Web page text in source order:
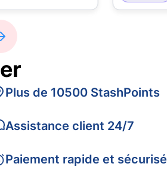
Plus de 10500 StashPoints
Assistance client 24/7
Paiement rapide et sécurisé